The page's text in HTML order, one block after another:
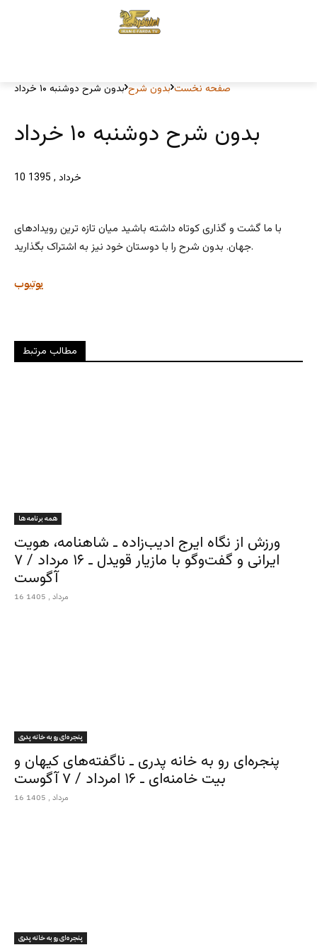
صفحه نخست بدون شرح بدون شرح دوشنبه ۱۰ خرداد
بدون شرح دوشنبه ۱۰ خرداد
10 خرداد , 1395
با ما گشت و گذاری کوتاه داشته باشید میان تازه ترین رویدادهای
جهان. بدون شرح را با دوستان خود نیز به اشتراک بگذارید.
یوتیوب
مطالب مرتبط
همه برنامه ها
ورزش از نگاه ایرج ادیب‌زاده ـ شاهنامه، هویت
ایرانی و گفت‌وگو با مازیار قویدل ـ ۱۶ مرداد / ۷
آگوست
16 مرداد , 1405
پنجره‌ای رو به خانه پدری
پنجره‌ای رو به خانه پدری ـ ناگفته‌های کیهان و
بیت خامنه‌ای ـ ۱۶ امرداد / ۷ آگوست
16 مرداد , 1405
پنجره‌ای رو به خانه پدری